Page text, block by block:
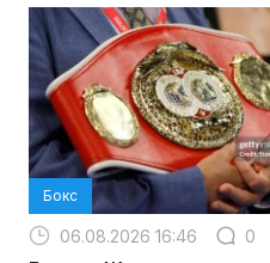
Бокс
06.08.2026 16:46 0